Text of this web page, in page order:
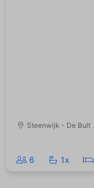
Steenwijk - De Bult
6 1x